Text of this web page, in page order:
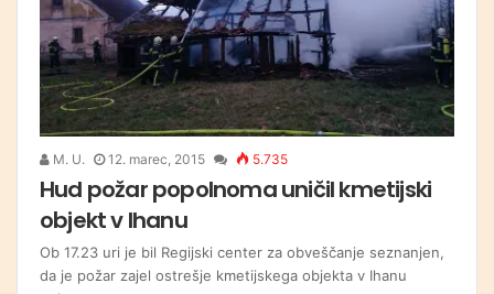
M. U. 12. marec, 2015 5.735
Hud požar popolnoma uničil kmetijski
objekt v Ihanu
Ob 17.23 uri je bil Regijski center za obveščanje seznanjen,
da je požar zajel ostrešje kmetijskega objekta v Ihanu